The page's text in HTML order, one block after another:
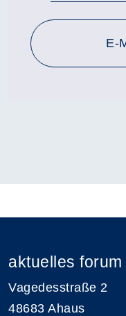
E-
aktuelles
Vagedesstraße 2
48683 Ahaus